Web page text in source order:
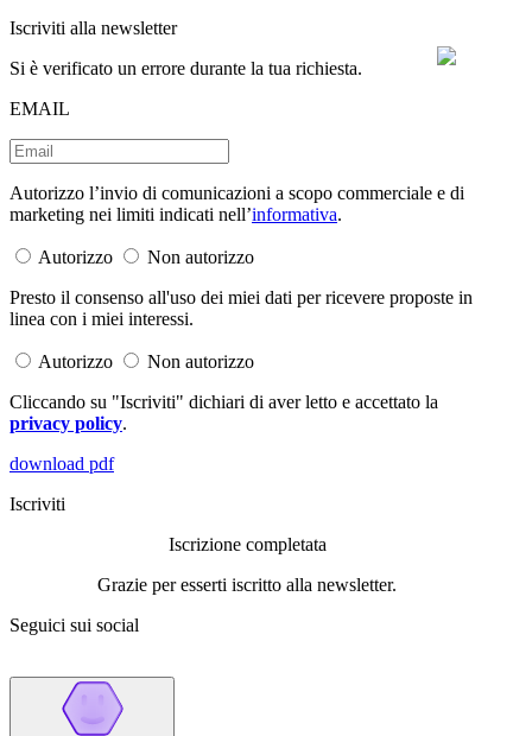
Iscriviti alla newsletter
Si è verificato un errore durante la tua richiesta.
EMAIL
Autorizzo l’invio di comunicazioni a scopo commerciale e di
marketing nei limiti indicati nell’informativa.
Autorizzo
Non autorizzo
Presto il consenso all'uso dei miei dati per ricevere proposte in
linea con i miei interessi.
Autorizzo
Non autorizzo
Cliccando su "Iscriviti" dichiari di aver letto e accettato la
privacy policy.
download pdf
Iscriviti
Iscrizione completata
Grazie per esserti iscritto alla newsletter.
Seguici sui social